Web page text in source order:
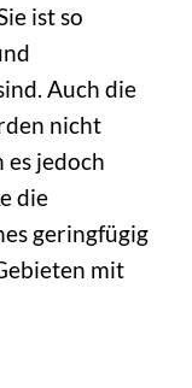
ist so
Auch die
nicht
es jedoch
die
geringfügig
mit